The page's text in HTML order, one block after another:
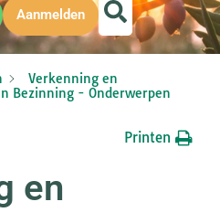
Aanmelden
Verkenning en
Bezinning - Onderwerpen
Printen
en